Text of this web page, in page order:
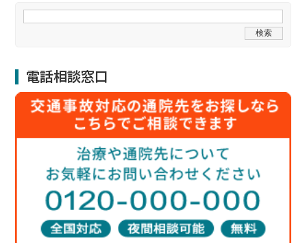
電話相談窓口